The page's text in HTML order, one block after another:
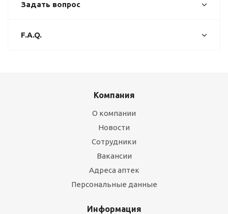
Задать вопрос
F.A.Q.
Компания
О компании
Новости
Сотрудники
Вакансии
Адреса аптек
Персональные данные
Информация